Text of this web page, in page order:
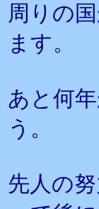
周りの
ます。
あと何
う。
先人の